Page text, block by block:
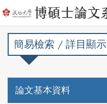
簡易檢索 / 詳目顯示
論文基本資料